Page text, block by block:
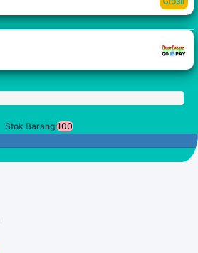
Stok Barang:100